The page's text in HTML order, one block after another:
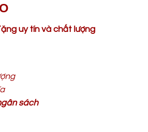
uy tín và chất lượng
sách